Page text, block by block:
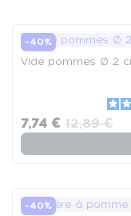
-40%
Vide pommes Ø 2
7,74 € 12,89 €
-40%